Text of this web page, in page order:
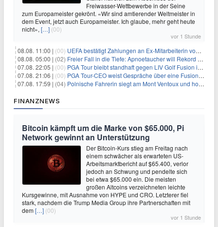
Freiwasser-Wettbewerbe in der Seine
zum Europameister gekrönt. «Wir sind amtierender Weltmeister in
dem Event, jetzt auch Europameister. Ich glaube, mehr geht heute
nicht», […] (00)
vor 1 Stunde
08.08. 11:00 | (00) UEFA bestätigt Zahlungen an Ex-Mitarbeiterin von Infantino
08.08. 05:00 | (02) Freier Fall in die Tiefe: Apnoetaucher will Rekord brechen
07.08. 22:05 | (00) PGA Tour bleibt standhaft gegen LIV Golf Fusion in einem sich wandelnden Sportumfeld
07.08. 21:06 | (00) PGA Tour-CEO weist Gespräche über eine Fusion mit LIV Golf zurück und bekräftigt die Wettbewerbslandschaft
07.08. 17:59 | (04) Polnische Fahrerin siegt am Mont Ventoux und holt Tour-Gelb
FINANZNEWS
Bitcoin kämpft um die Marke von $65.000, Pi
Network gewinnt an Unterstützung
Der Bitcoin-Kurs stieg am Freitag nach
einem schwächer als erwarteten US-
Arbeitsmarktbericht auf $65.400, verlor
jedoch an Schwung und pendelte sich
bei etwa $65.000 ein. Die meisten
großen Altcoins verzeichneten leichte
Kursgewinne, mit Ausnahme von HYPE und CRO. Letzterer fiel
stark, nachdem die Trump Media Group ihre Partnerschaften mit
dem[…] (00)
vor 1 Stunde